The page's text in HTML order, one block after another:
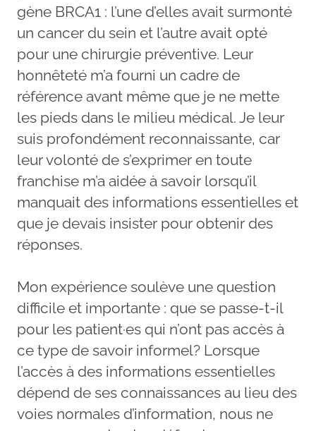
gène BRCA1 : l’une d’elles avait surmonté
un cancer du sein et l’autre avait opté
pour une chirurgie préventive. Leur
honnêteté m’a fourni un cadre de
référence avant même que je ne mette
les pieds dans le milieu médical. Je leur
suis profondément reconnaissante, car
leur volonté de s’exprimer en toute
franchise m’a aidée à savoir lorsqu’il
manquait des informations essentielles et
que je devais insister pour obtenir des
réponses.
Mon expérience soulève une question
difficile et importante : que se passe-t-il
pour les patient·es qui n’ont pas accès à
ce type de savoir informel? Lorsque
l’accès à des informations essentielles
dépend de ses connaissances au lieu des
voies normales d’information, nous ne